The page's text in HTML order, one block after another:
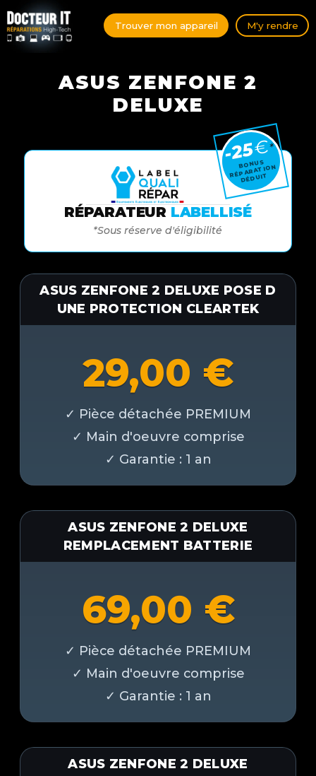
Trouver mon appareil M'y rendre
ASUS ZENFONE 2
DELUXE
RÉPARATEUR LABELLISÉ
*Sous réserve d'éligibilité
-25€*
BONUS
RÉPARATION
DÉDUIT
ASUS ZENFONE 2 DELUXE POSE D
UNE PROTECTION CLEARTEK
29,00 €
ASUS ZENFONE 2 DELUXE
REMPLACEMENT BATTERIE
69,00 €
ASUS ZENFONE 2 DELUXE